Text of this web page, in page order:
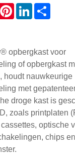
PinterestLinkedIn
opbergkast voor
of opbergkast
houdt nauwkeurige
met
droge kast is
zoals printplaten
optische
chips en